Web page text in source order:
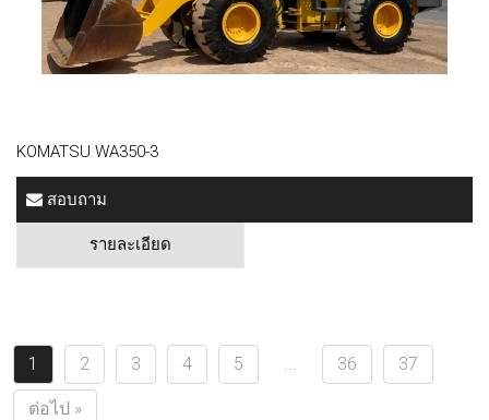
KOMATSU WA350-3
สอบถาม
รายละเอียด
1 2 3 4 5 ... 36 37
ต่อไป »